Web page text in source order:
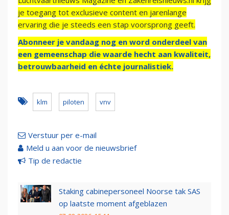
je toegang tot exclusieve content en jarenlange
ervaring die je steeds een stap voorsprong geeft.
Abonneer je vandaag nog en word onderdeel van
een gemeenschap die waarde hecht aan kwaliteit,
betrouwbaarheid en échte journalistiek.
klm piloten vnv
Verstuur per e-mail
Meld u aan voor de nieuwsbrief
Tip de redactie
Staking cabinepersoneel Noorse tak SAS
op laatste moment afgeblazen